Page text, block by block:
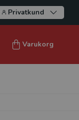
Privatkund
Varukorg